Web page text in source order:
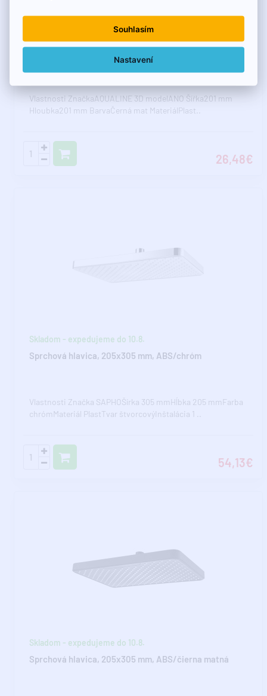
Skladom - expedujeme do 10.8.
Vlastnosti ZnačkaAQUALINE 3D modelANO Šířka201 mm
Hloubka201 mm BarvaČerná mat MateriálPlast..
26,48€
Skladom - expedujeme do 10.8.
Sprchová hlavica, 205x305 mm, ABS/chróm
Vlastnosti Značka SAPHOŠírka 305 mmHĺbka 205 mmFarba
chrómMateriál PlastTvar štvorcovýInštalácia 1 ..
54,13€
Skladom - expedujeme do 10.8.
Sprchová hlavica, 205x305 mm, ABS/čierna matná
Souhlasím
Nastavení